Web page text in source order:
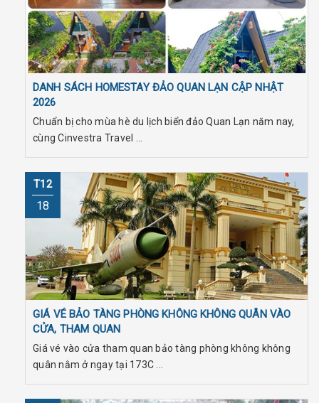
DANH SÁCH HOMESTAY ĐẢO QUAN LẠN CẬP NHẬT
2026
Chuẩn bị cho mùa hè du lịch biển đảo Quan Lạn năm nay,
cùng Cinvestra Travel ...
T12
18
GIÁ VÉ BẢO TÀNG PHÒNG KHÔNG KHÔNG QUÂN VÀO
CỬA, THAM QUAN
Giá vé vào cửa tham quan bảo tàng phòng không không
quân nằm ở ngay tại 173C ...